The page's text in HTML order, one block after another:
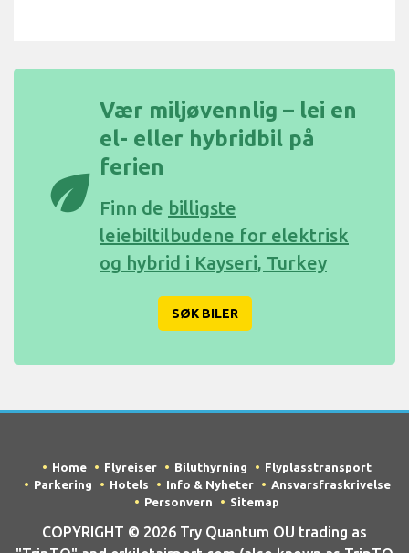
eco
Vær miljøvennlig – lei en
el- eller hybridbil på
ferien
Finn de billigste
leiebiltilbudene for elektrisk
og hybrid i Kayseri, Turkey
SØK BILER
Home Flyreiser Biluthyrning
Flyplasstransport
Parkering
Hotels Info & Nyheter
Ansvarsfraskrivelse
Personvern
Sitemap
COPYRIGHT © 2026 Try Quantum OU trading as